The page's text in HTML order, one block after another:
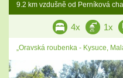
9.2 km vzdušně od Perníková
4x 1x
„Oravská roubenka - Kysuce,